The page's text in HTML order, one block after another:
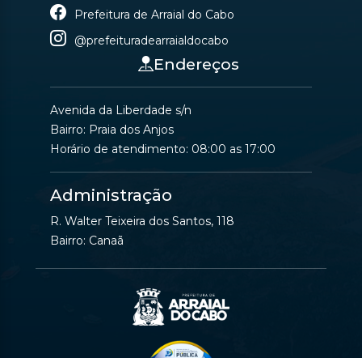
Prefeitura de Arraial do Cabo
@prefeituradearraialdocabo
Endereços
Avenida da Liberdade s/n
Bairro: Praia dos Anjos
Horário de atendimento: 08:00 as 17:00
Administração
R. Walter Teixeira dos Santos, 118
Bairro: Canaã